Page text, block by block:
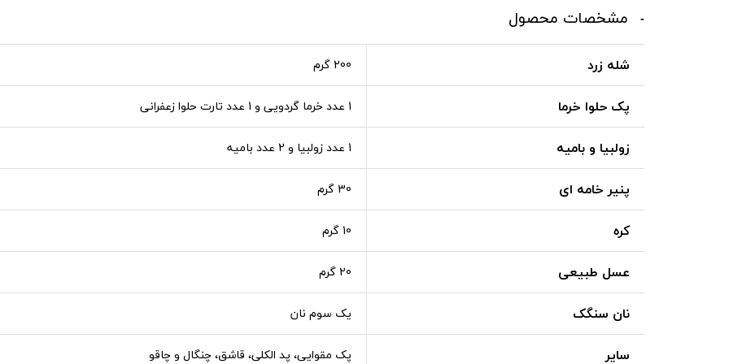
مشخصات محصول
شله زرد 200 گرم
پک حلوا خرما 1 عدد خرما گردویی و 1 عدد تارت حلوا زعفرانی
زولبیا و بامیه 1 عدد زولبیا و 2 عدد بامیه
پنیر خامه ای 30 گرم
کره 10 گرم
عسل طبیعی 20 گرم
نان سنگک یک سوم نان
سایر پک مقوایی، پد الکلی، قاشق، چنگال و چاقو